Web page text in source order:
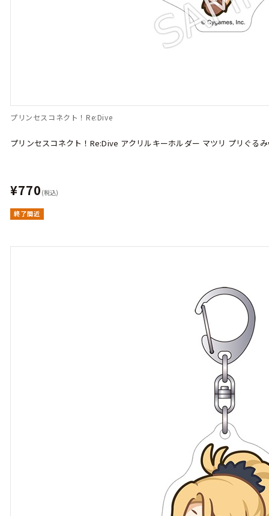
プリンセスコネクト！Re:Dive
プリンセスコネクト！Re:Dive アクリルキーホルダー マツリ プリぐる
¥770 (税込)
終了間近